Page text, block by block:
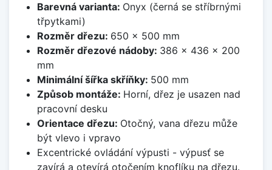
Barevná varianta: Onyx (černá se stříbrnými
třpytkami)
Rozměr dřezu: 650 x 500 mm
Rozměr dřezové nádoby: 386 x 436 x 200
mm
Minimální šířka skříňky: 500 mm
Způsob montáže: Horní, dřez je usazen nad
pracovní desku
Orientace dřezu: Otočný, vana dřezu může
být vlevo i vpravo
Excentrické ovládání výpusti - výpusť se
zavírá a otevírá otočením knoflíku na dřezu.